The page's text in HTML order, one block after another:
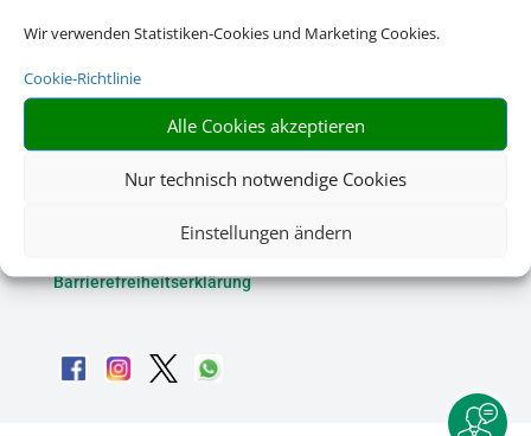
Wir verwenden Statistiken-Cookies und Marketing Cookies.
Cookie-Richtlinie
Alle Cookies akzeptieren
Nur technisch notwendige Cookies
Einstellungen ändern
Rechtliche Informationen
Datenschutzerklärung|Online Check-In
Barrierefreiheitserklärung